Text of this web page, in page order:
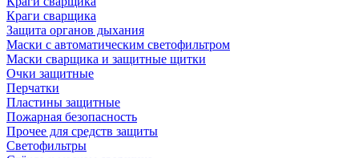
Краги сварщика
Защита органов дыхания
Маски с автоматическим светофильтром
Маски сварщика и защитные щитки
Очки защитные
Перчатки
Пластины защитные
Пожарная безопасность
Прочее для средств защиты
Светофильтры